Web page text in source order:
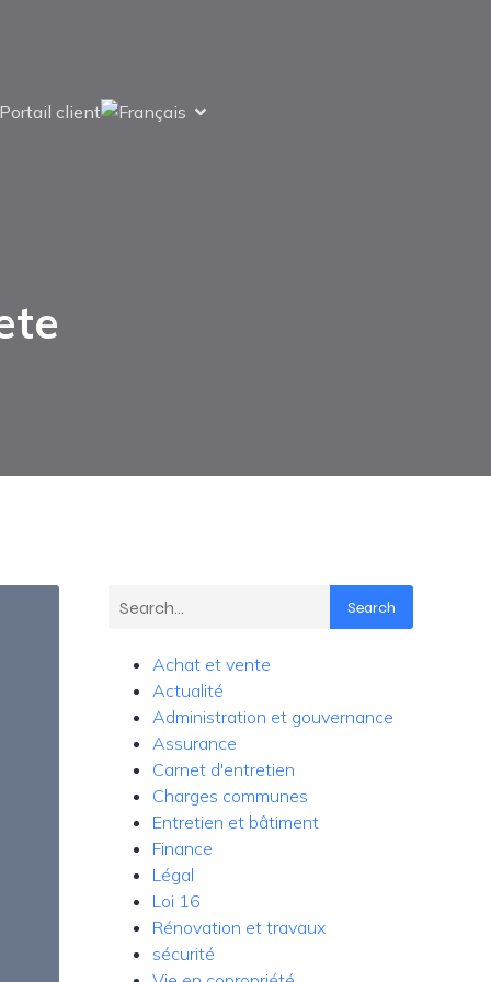
Portail client
Search
Achat et vente
Actualité
Administration et gouvernance
Assurance
Carnet d'entretien
Charges communes
Entretien et bâtiment
Finance
Légal
Loi 16
Rénovation et travaux
sécurité